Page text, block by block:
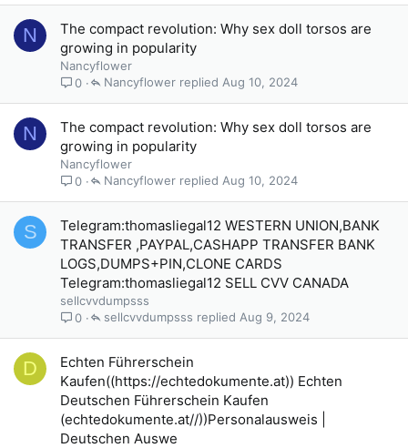
N
The compact revolution: Why sex doll torsos are
growing in popularity
Nancyflower
0
Aug 10, 2024
Nancyflower
N
The compact revolution: Why sex doll torsos are
growing in popularity
Nancyflower
0
Aug 10, 2024
Nancyflower
S
Telegram:thomasliegal12 WESTERN UNION,BANK
TRANSFER ,PAYPAL,CASHAPP TRANSFER BANK
LOGS,DUMPS+PIN,CLONE CARDS
Telegram:thomasliegal12 SELL CVV CANADA
sellcvvdumpsss
0
Aug 9, 2024
sellcvvdumpsss
D
Echten Führerschein
Kaufen((https://echtedokumente.at)) Echten
Deutschen Führerschein Kaufen
(echtedokumente.at//))Personalausweis |
Deutschen Auswe